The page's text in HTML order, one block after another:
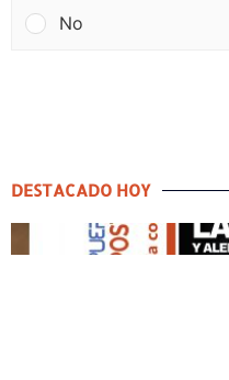
No
DESTACADO HOY